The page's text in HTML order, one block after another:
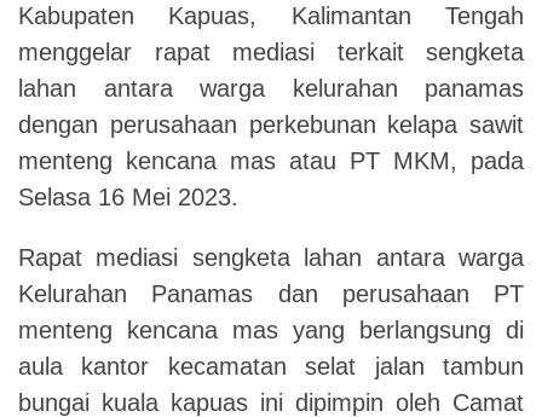
Kabupaten Kapuas, Kalimantan Tengah
menggelar rapat mediasi terkait sengketa
lahan antara warga kelurahan panamas
dengan perusahaan perkebunan kelapa sawit
menteng kencana mas atau PT MKM, pada
Selasa 16 Mei 2023.
Rapat mediasi sengketa lahan antara warga
Kelurahan Panamas dan perusahaan PT
menteng kencana mas yang berlangsung di
aula kantor kecamatan selat jalan tambun
bungai kuala kapuas ini dipimpin oleh Camat